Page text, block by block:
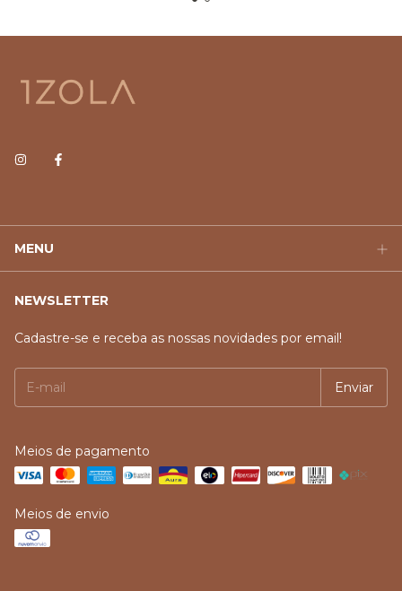
MENU
NEWSLETTER
Cadastre-se e receba as nossas novidades por email!
Meios de pagamento
Meios de envio